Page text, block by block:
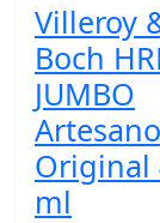
Villeroy
Boch
JUMBO
Artesano
Original
ml